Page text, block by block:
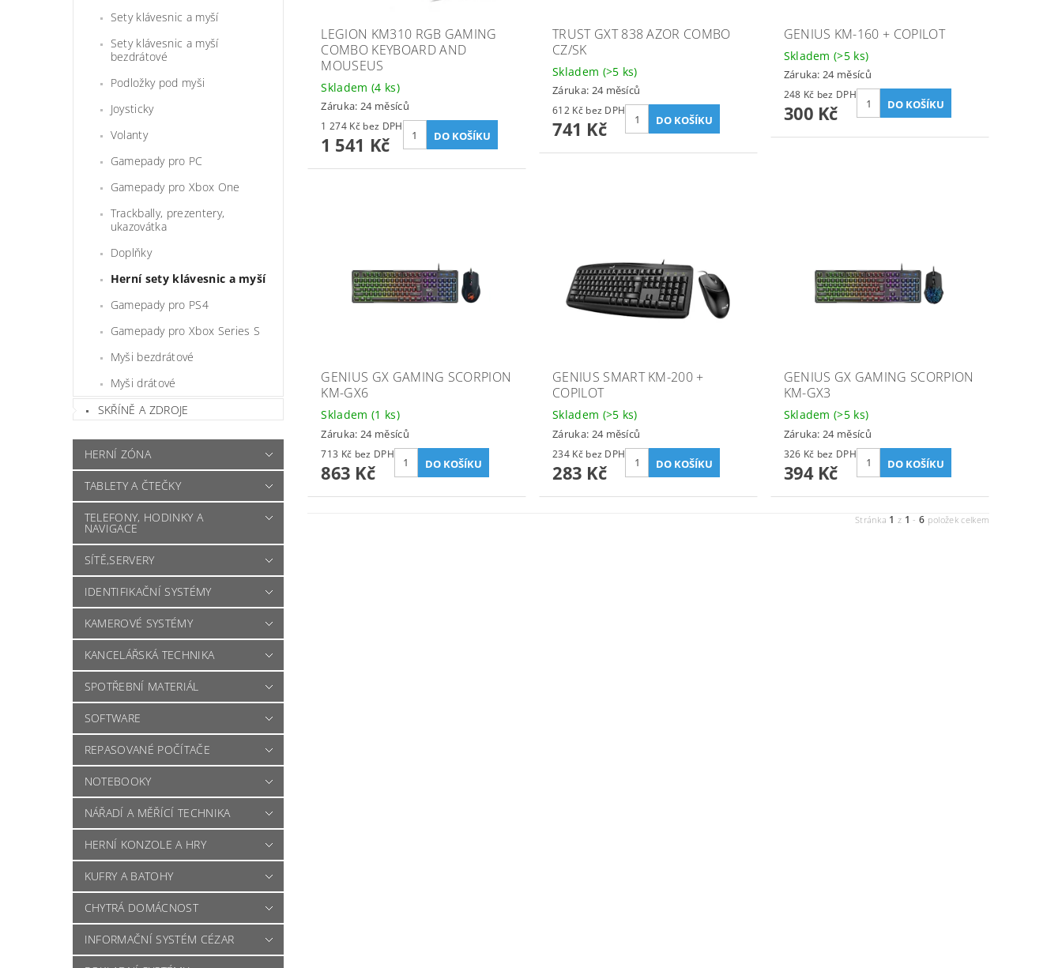
Sety klávesnic a myší
Sety klávesnic a myší
bezdrátové
Podložky pod myši
Joysticky
Volanty
Gamepady pro PC
Gamepady pro Xbox One
Trackbally, prezentery,
ukazovátka
Doplňky
Herní sety klávesnic a myší
Gamepady pro PS4
Gamepady pro Xbox Series S
Myši bezdrátové
Myši drátové
SKŘÍNĚ A ZDROJE
HERNÍ ZÓNA
TABLETY A ČTEČKY
TELEFONY, HODINKY A
NAVIGACE
SÍTĚ,SERVERY
IDENTIFIKAČNÍ SYSTÉMY
KAMEROVÉ SYSTÉMY
KANCELÁŘSKÁ TECHNIKA
SPOTŘEBNÍ MATERIÁL
SOFTWARE
REPASOVANÉ POČÍTAČE
NOTEBOOKY
NÁŘADÍ A MĚŘÍCÍ TECHNIKA
HERNÍ KONZOLE A HRY
KUFRY A BATOHY
CHYTRÁ DOMÁCNOST
INFORMAČNÍ SYSTÉM CÉZAR
LEGION KM310 RGB GAMING
COMBO KEYBOARD AND
MOUSEUS
Skladem (4 ks)
Záruka: 24 měsíců
1 274 Kč bez DPH
1 541 Kč
TRUST GXT 838 AZOR COMBO
CZ/SK
Skladem (>5 ks)
Záruka: 24 měsíců
612 Kč bez DPH
741 Kč
GENIUS KM-160 + COPILOT
Skladem(>5 ks)
Záruka: 24 měsíců
248 Kč bez DPH
300 Kč
GENIUS GX GAMING SCORPION
KM-GX6
Skladem (1 ks)
Záruka: 24 měsíců
713 Kč bez DPH
863 Kč
GENIUS SMART KM-200 +
COPILOT
Skladem (>5 ks)
Záruka: 24 měsíců
234 Kč bez DPH
283 Kč
GENIUS GX GAMING SCORPION
KM-GX3
Skladem(>5 ks)
Záruka: 24 měsíců
326 Kč bez DPH
394 Kč
Stránka 1 z 1 -6 položek celkem